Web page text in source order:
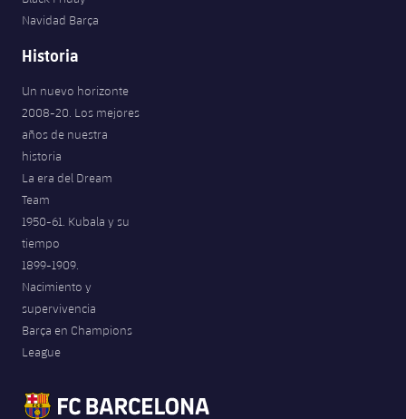
Navidad Barça
Historia
Un nuevo horizonte
2008-20. Los mejores
años de nuestra
historia
La era del Dream
Team
1950-61. Kubala y su
tiempo
1899-1909.
Nacimiento y
supervivencia
Barça en Champions
League